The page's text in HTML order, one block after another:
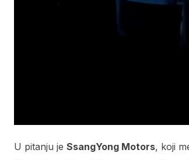
U pitanju je SsangYong Motors, koji